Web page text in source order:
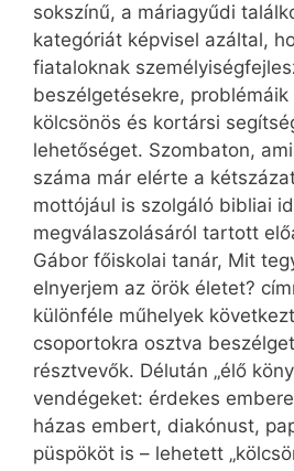
sokszínű, a máriagyűdi
kategóriát képvisel azáltal,
fiataloknak
beszélgetésekre,
kölcsönös és kortársi
lehetőséget. Szombaton,
száma már elérte a
mottójául is szolgáló bibliai
megválaszolásáról tartott
Gábor főiskolai tanár, Mit
elnyerjem az örök életet?
különféle műhelyek
csoportokra osztva
résztvevők. Délután „élő
vendégeket: érdekes
házas embert, diakónust,
püspököt is – lehetett